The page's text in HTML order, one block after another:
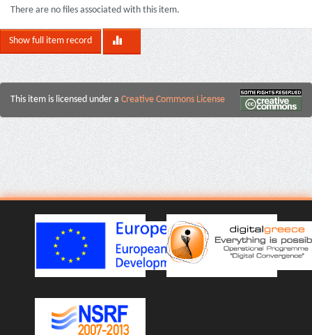
There are no files associated with this item.
Show full item record
This item is licensed under a Creative Commons License